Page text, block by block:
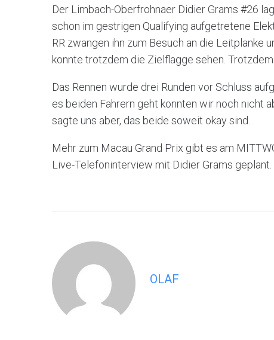
Der Limbach-Oberfrohnaer Didier Grams #26
schon im gestrigen Qualifying aufgetretene
RR zwangen ihn zum Besuch an die Leitplanke
konnte trotzdem die Zielflagge sehen. Trotzdem
Das Rennen wurde drei Runden vor Schluss
es beiden Fahrern geht konnten wir noch nicht
sagte uns aber, das beide soweit okay sind.
Mehr zum Macau Grand Prix gibt es am
Live-Telefoninterview mit Didier Grams geplant.
OLAF